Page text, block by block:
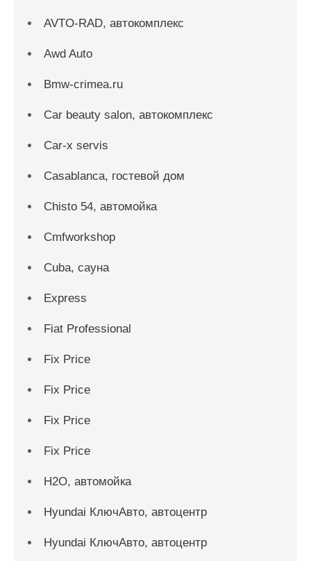
AVTO-RAD, автокомплекс
Awd Auto
Bmw-crimea.ru
Car beauty salon, автокомплекс
Car-x servis
Casablanca, гостевой дом
Chisto 54, автомойка
Cmfworkshop
Cuba, сауна
Express
Fiat Professional
Fix Price
Fix Price
Fix Price
Fix Price
H2O, автомойка
Hyundai КлючАвто, автоцентр
Hyundai КлючАвто, автоцентр